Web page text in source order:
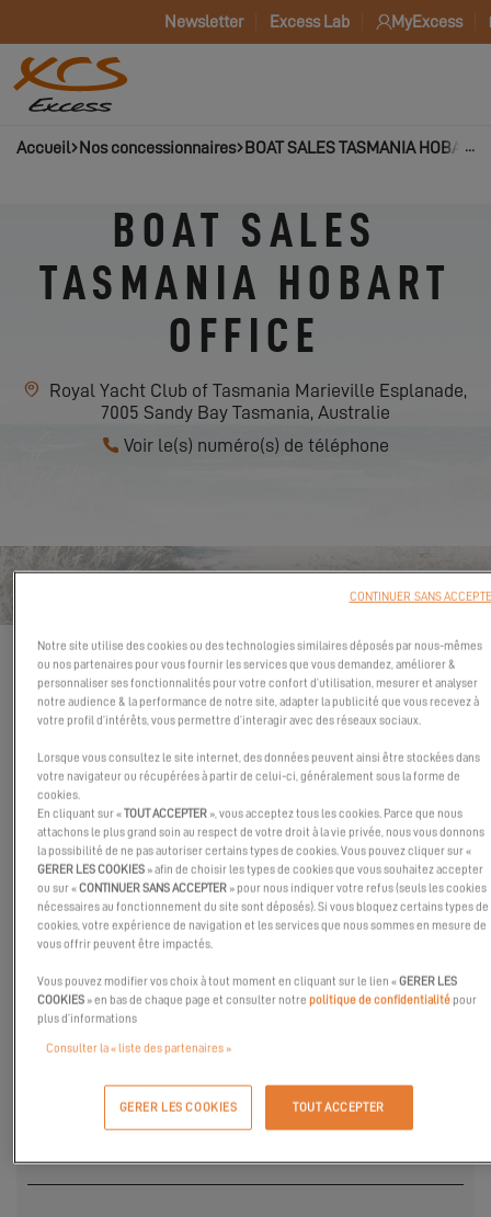
Newsletter Excess Lab MyExcess
Accueil Nos concessionnaires BOAT SALES TASMANIA HOBART
BOAT SALES
TASMANIA HOBART
OFFICE
Royal Yacht Club of Tasmania Marieville Esplanade,
7005 Sandy Bay Tasmania, Australie
Voir le(s) numéro(s) de téléphone
CONTACTER BOAT SALES
Les champs marqués d'un astérisque (*) sont obligatoires
VOTRE PROJET DE NAVIGATION
Choisir votre catamaran préféré*
ON VOUS CONTACTE ?
Prénom*
Notre site utilise des cookies ou des technologies similaires déposés par nous-mêmes
ou nos partenaires pour vous fournir les services que vous demandez, améliorer &
personnaliser ses fonctionnalités pour votre confort d’utilisation, mesurer et analyser
notre audience & la performance de notre site, adapter la publicité que vous recevez à
votre profil d’intérêts, vous permettre d’interagir avec des réseaux sociaux.
Lorsque vous consultez le site internet, des données peuvent ainsi être stockées dans
votre navigateur ou récupérées à partir de celui-ci, généralement sous la forme de
cookies.
En cliquant sur «TOUT ACCEPTER », vous acceptez tous les cookies. Parce que nous
attachons le plus grand soin au respect de votre droit à la vie privée, nous vous donnons
la possibilité de ne pas autoriser certains types de cookies. Vous pouvez cliquer sur «
GERER LES COOKIES » afin de choisir les types de cookies que vous souhaitez accepter
ou sur «CONTINUER SANS ACCEPTER » pour nous indiquer votre refus (seuls les cookies
nécessaires au fonctionnement du site sont déposés). Si vous bloquez certains types de
cookies, votre expérience de navigation et les services que nous sommes en mesure de
vous offrir peuvent être impactés.
Vous pouvez modifier vos choix à tout moment en cliquant sur le lien «GERER LES
COOKIES » en bas de chaque page et consulter notrepolitique de confidentialitépour
plus d’informations
Consulter la « liste des partenaires »
GERER LES COOKIES TOUT ACCEPTER
CONTINUER SANS